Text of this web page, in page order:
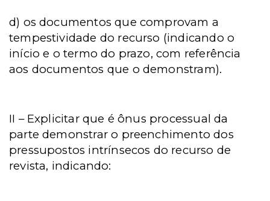
d) os documentos que comprovam a
tempestividade do recurso (indicando o
início e o termo do prazo, com referência
aos documentos que o demonstram).
II – Explicitar que é ônus processual da
parte demonstrar o preenchimento dos
pressupostos intrínsecos do recurso de
revista, indicando: